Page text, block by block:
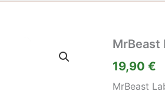
MrBeast
19,90 €
MrBeast